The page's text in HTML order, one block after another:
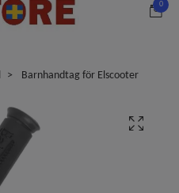
0
Barnhandtag för Elscooter